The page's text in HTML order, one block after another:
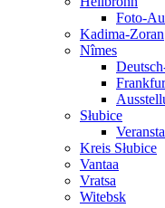
Foto-
Kadima-Zoran
Nîmes
Słubice
Kreis Słubice
Vantaa
Vratsa
Witebsk